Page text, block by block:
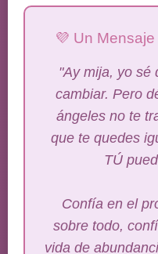
💜 Un
"Ay mija, yo sé
cambiar. Pero
ángeles no te
que te quedes
TÚ
Confía en el
sobre todo,
vida de